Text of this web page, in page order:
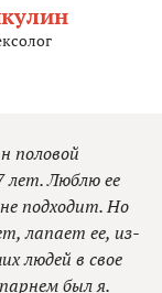
половой
лет. Люблю ее
подходит. Но
лапает ее, из-
людей в свое
был я.